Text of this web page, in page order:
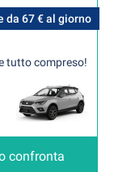
da 67 € al giorno
tutto compreso!
confronta